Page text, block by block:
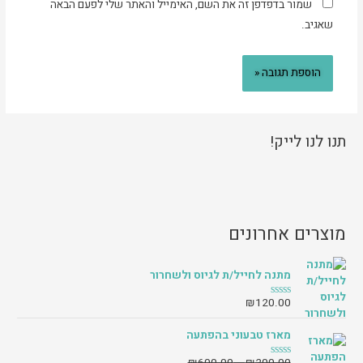
שמור בדפדפן זה את השם, האימייל והאתר שלי לפעם הבאה
שאגיב.
תנו לנו לייק!
מוצרים אחרונים
מתנה לחייל/ת לגיוס ולשחרור
ד
ג
0
מ
₪120.00
מארז טבעוני בהפתעה